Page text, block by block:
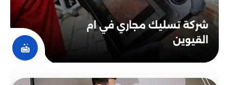
شركة تسليك مجاري في ام
القيوين